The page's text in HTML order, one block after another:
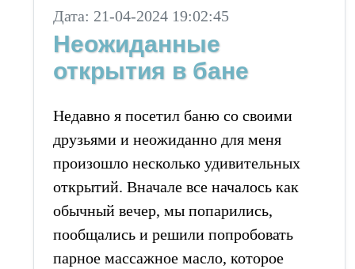
Дата: 21-04-2024 19:02:45
Неожиданные
открытия в бане
Недавно я посетил баню со своими
друзьями и неожиданно для меня
произошло несколько удивительных
открытий. Вначале все началось как
обычный вечер, мы попарились,
пообщались и решили попробовать
парное массажное масло, которое